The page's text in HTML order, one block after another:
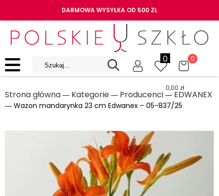
DARMOWA WYSYŁKA OD 500 ZŁ
0 0
0,00 zł
Strona główna ― Kategorie ― Producenci ― EDWANEX
― Wazon mandarynka 23 cm Edwanex – 05-837/25